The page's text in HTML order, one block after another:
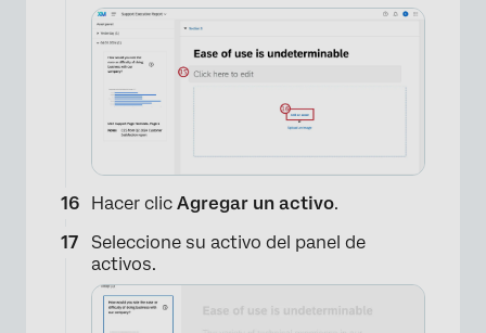
Hacer clic Agregar un activo.
Seleccione su activo del panel de
activos.